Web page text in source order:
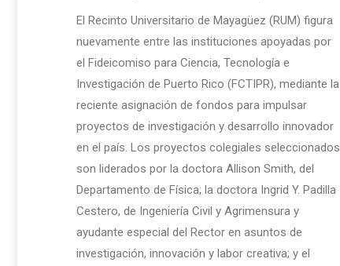
El Recinto Universitario de Mayagüez (RUM) figura
nuevamente entre las instituciones apoyadas por
el Fideicomiso para Ciencia, Tecnología e
Investigación de Puerto Rico (FCTIPR), mediante la
reciente asignación de fondos para impulsar
proyectos de investigación y desarrollo innovador
en el país. Los proyectos colegiales seleccionados
son liderados por la doctora Allison Smith, del
Departamento de Física; la doctora Ingrid Y. Padilla
Cestero, de Ingeniería Civil y Agrimensura y
ayudante especial del Rector en asuntos de
investigación, innovación y labor creativa; y el